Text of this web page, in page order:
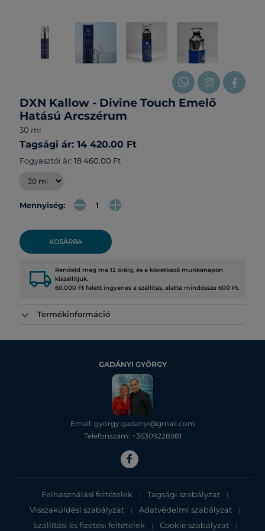
DXN Kallow - Divine Touch Emelő
Hatású Arcszérum
30 ml
Tagsági ár: 14 420.00 Ft
Fogyasztói ár: 18 460.00 Ft
Mennyiség:
KOSÁRBA
local_shipping Rendeld meg ma 12 óráig, és a következő munkanapon
kiszállítjuk.
60.000 Ft felett ingyenes a szállítás, alatta mindössze 600 Ft.
Termékinformáció
GADÁNYI GYÖRGY
Email: gyorgy.gadanyi@gmail.com
Telefonszám: +36309228981
Felhasználási feltételek | Tagsági szabályzat |
Visszaküldési szabályzat | Adatvédelmi szabályzat |
Szállítási és fizetési feltételek | Cookie szabályzat |